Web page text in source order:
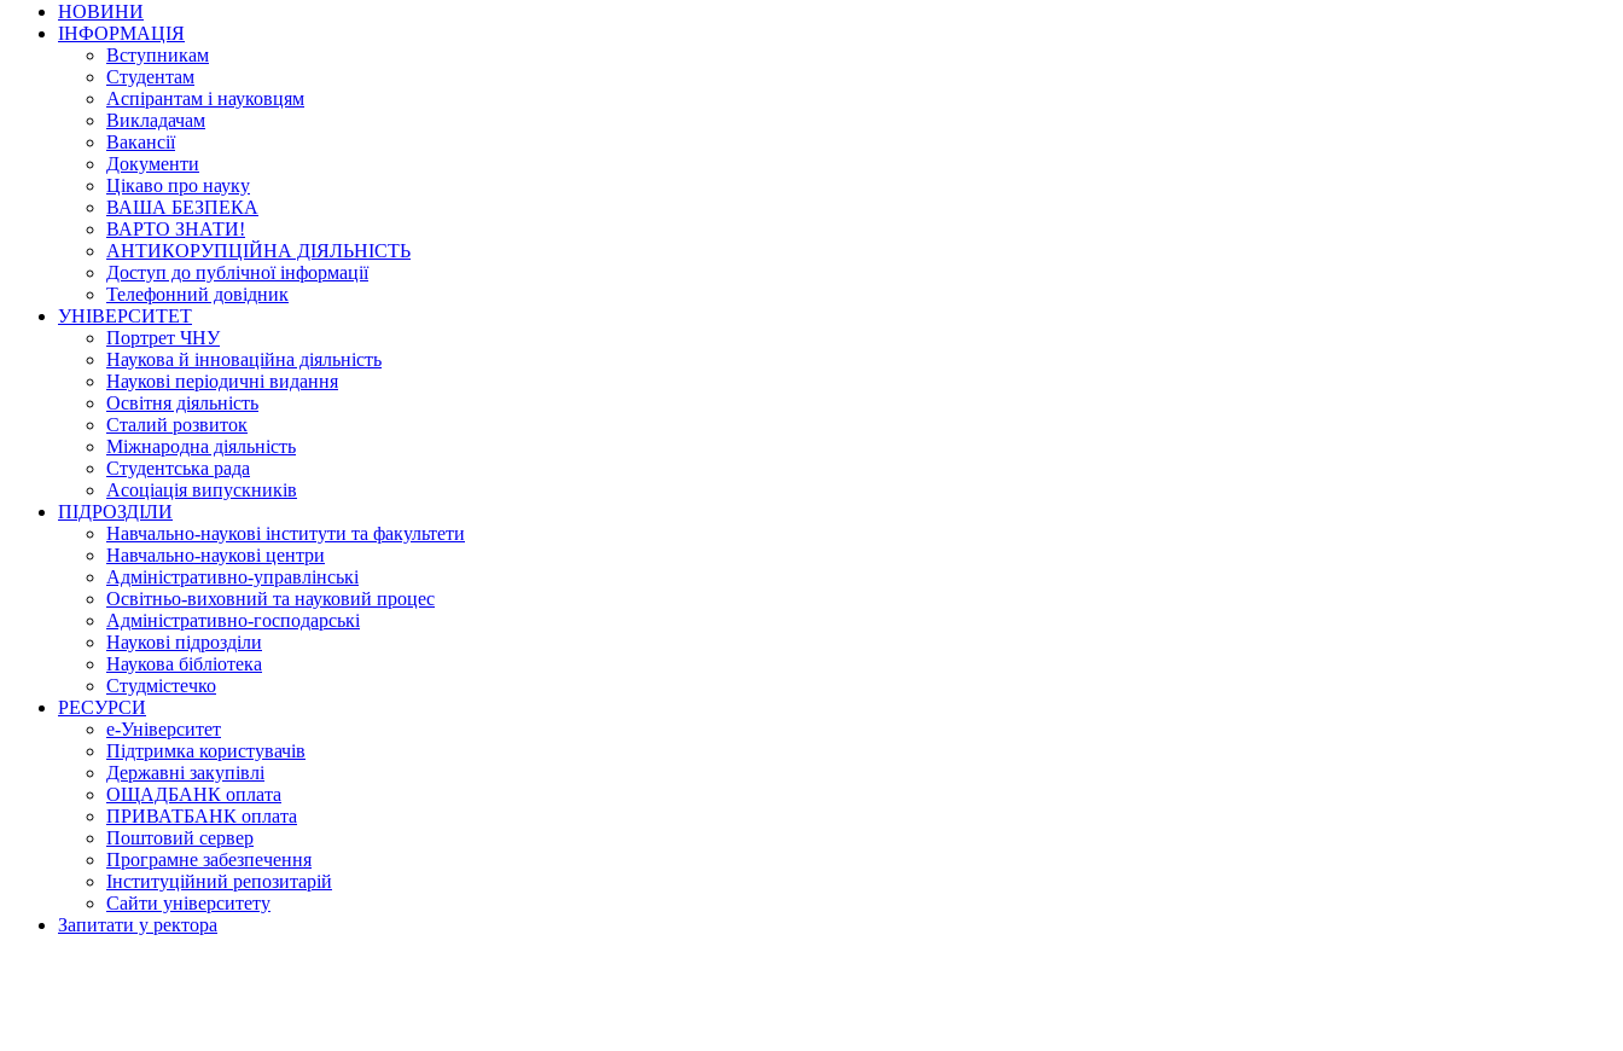
НОВИНИ
ІНФОРМАЦІЯ
Вступникам
Студентам
Аспірантам і науковцям
Викладачам
Вакансії
Документи
Цікаво про науку
ВАША БЕЗПЕКА
ВАРТО ЗНАТИ!
АНТИКОРУПЦІЙНА ДІЯЛЬНІСТЬ
Доступ до публічної інформації
Телефонний довідник
УНІВЕРСИТЕТ
Портрет ЧНУ
Наукова й інноваційна діяльність
Наукові періодичні видання
Освітня діяльність
Сталий розвиток
Міжнародна діяльність
Студентська рада
Асоціація випускників
ПІДРОЗДІЛИ
Навчально-наукові інститути та факультети
Навчально-наукові центри
Адміністративно-управлінські
Освітньо-виховний та науковий процес
Адміністративно-господарські
Наукові підрозділи
Наукова бібліотека
Студмістечко
РЕСУРСИ
е-Університет
Підтримка користувачів
Державні закупівлі
ОЩАДБАНК оплата
ПРИВАТБАНК оплата
Поштовий сервер
Програмне забезпечення
Інституційний репозитарій
Сайти університету
Запитати у ректора